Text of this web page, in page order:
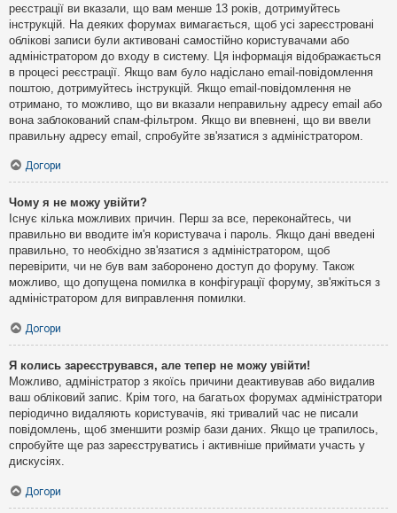
реєстрації ви вказали, що вам менше 13 років, дотримуйтесь
інструкцій. На деяких форумах вимагається, щоб усі зареєстровані
облікові записи були активовані самостійно користувачами або
адміністратором до входу в систему. Ця інформація відображається
в процесі реєстрації. Якщо вам було надіслано email-повідомлення
поштою, дотримуйтесь інструкцій. Якщо email-повідомлення не
отримано, то можливо, що ви вказали неправильну адресу email або
вона заблокований спам-фільтром. Якщо ви впевнені, що ви ввели
правильну адресу email, спробуйте зв'язатися з адміністратором.
Догори
Чому я не можу увійти?
Існує кілька можливих причин. Перш за все, переконайтесь, чи
правильно ви вводите ім'я користувача і пароль. Якщо дані введені
правильно, то необхідно зв'язатися з адміністратором, щоб
перевірити, чи не був вам заборонено доступ до форуму. Також
можливо, що допущена помилка в конфігурації форуму, зв'яжіться з
адміністратором для виправлення помилки.
Догори
Я колись зареєструвався, але тепер не можу увійти!
Можливо, адміністратор з якоїсь причини деактивував або видалив
ваш обліковий запис. Крім того, на багатьох форумах адміністратори
періодично видаляють користувачів, які тривалий час не писали
повідомлень, щоб зменшити розмір бази даних. Якщо це трапилось,
спробуйте ще раз зареєструватись і активніше приймати участь у
дискусіях.
Догори